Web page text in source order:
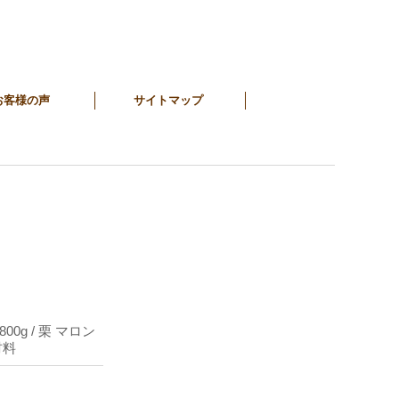
客様の声 サイトマップ
/ 栗 マロン
料